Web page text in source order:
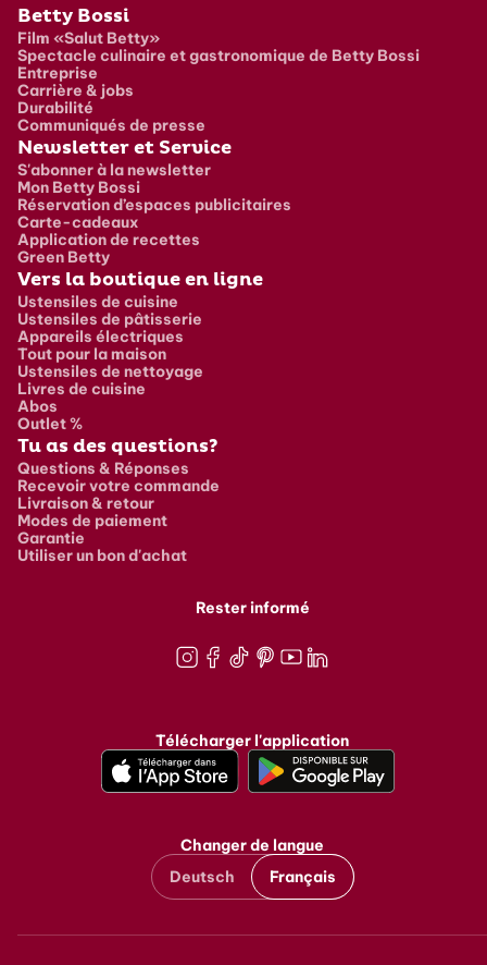
Pied de page
Betty Bossi
Film «Salut Betty»
Spectacle culinaire et gastronomique de Betty Bossi
Entreprise
Carrière & jobs
Durabilité
Communiqués de presse
Newsletter et Service
S'abonner à la newsletter
Mon Betty Bossi
Réservation d’espaces publicitaires
Carte-cadeaux
Application de recettes
Green Betty
Vers la boutique en ligne
Ustensiles de cuisine
Ustensiles de pâtisserie
Appareils électriques
Tout pour la maison
Ustensiles de nettoyage
Livres de cuisine
Abos
Outlet %
Tu as des questions?
Questions & Réponses
Recevoir votre commande
Livraison & retour
Modes de paiement
Garantie
Utiliser un bon d'achat
Rester informé
Télécharger l'application
Changer de langue
Deutsch
Français